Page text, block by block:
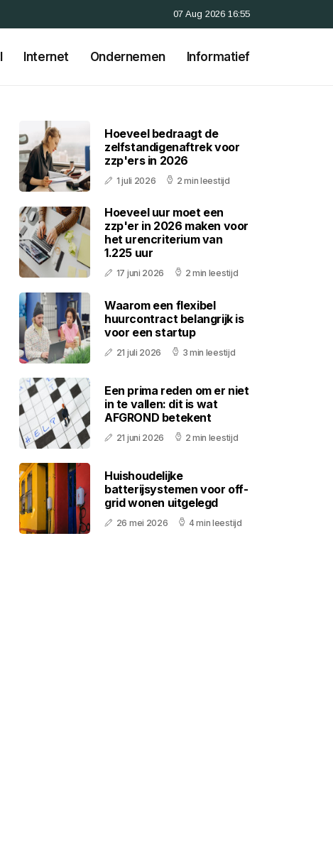
07 Aug 2026 16:55
Internet Ondernemen Informatief
Hoeveel bedraagt de
zelfstandigenaftrek voor
zzp'ers in 2026
1 juli 2026 2 min leestijd
Hoeveel uur moet een
zzp'er in 2026 maken voor
het urencriterium van
1.225 uur
17 juni 2026 2 min leestijd
Waarom een flexibel
huurcontract belangrijk is
voor een startup
21 juli 2026 3 min leestijd
Een prima reden om er niet
in te vallen: dit is wat
AFGROND betekent
21 juni 2026 2 min leestijd
Huishoudelijke
batterijsystemen voor off-
grid wonen uitgelegd
26 mei 2026 4 min leestijd